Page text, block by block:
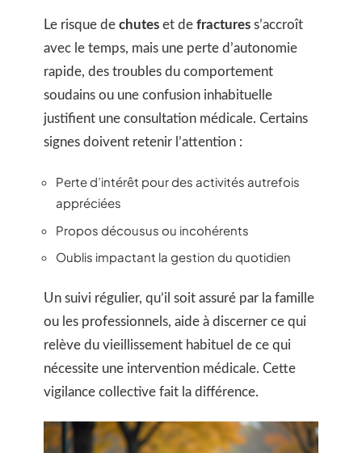
Le risque de chutes et de fractures s’accroît
avec le temps, mais une perte d’autonomie
rapide, des troubles du comportement
soudains ou une confusion inhabituelle
justifient une consultation médicale. Certains
signes doivent retenir l’attention :
Perte d’intérêt pour des activités autrefois
appréciées
Propos décousus ou incohérents
Oublis impactant la gestion du quotidien
Un suivi régulier, qu’il soit assuré par la famille
ou les professionnels, aide à discerner ce qui
relève du vieillissement habituel de ce qui
nécessite une intervention médicale. Cette
vigilance collective fait la différence.